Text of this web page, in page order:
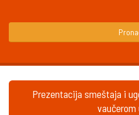
Prezentacija smeštaja i
vaučerom